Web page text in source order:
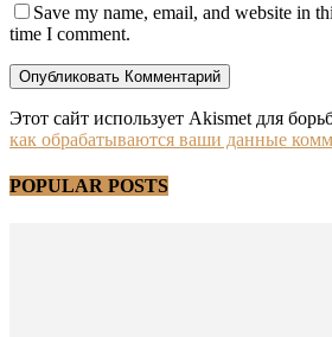
Save my name, email, and website in
time I comment.
Этот сайт использует Akismet для
как обрабатываются ваши данные
POPULAR POSTS